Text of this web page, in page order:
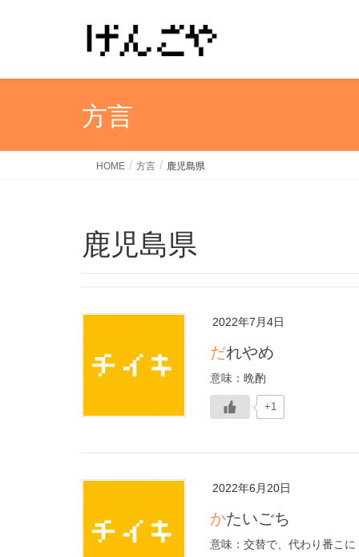
方言
HOME 方言 鹿児島県
鹿児島県
2022年7月4日
だれやめ
意味：晩酌
+1
2022年6月20日
かたいごち
意味：交替で、代わり番こに